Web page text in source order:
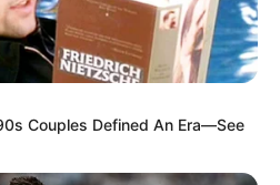
Couples Defined An Era—See